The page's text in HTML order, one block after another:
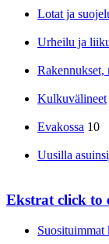
Lotat ja
Urheilu ja
Rakennukset,
Kulkuvälineet
Evakossa 10
Uusilla
Ekstrat click to
Suosituimmat